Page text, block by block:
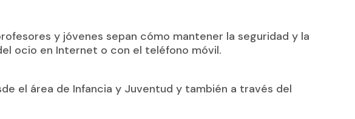
y jóvenes sepan cómo mantener la seguridad y la
ocio en Internet o con el teléfono móvil.
el área de Infancia y Juventud y también a través del